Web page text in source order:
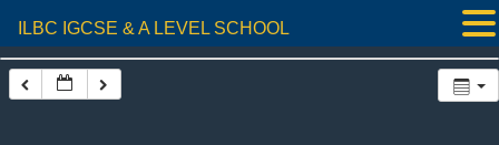
ILBC IGCSE & A LEVEL SCHOOL